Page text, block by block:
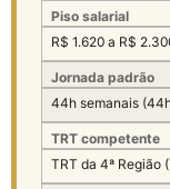
Piso salarial
R$ 1.620 a R$
Jornada padrão
44h semanais
TRT competente
TRT da 4ª Região